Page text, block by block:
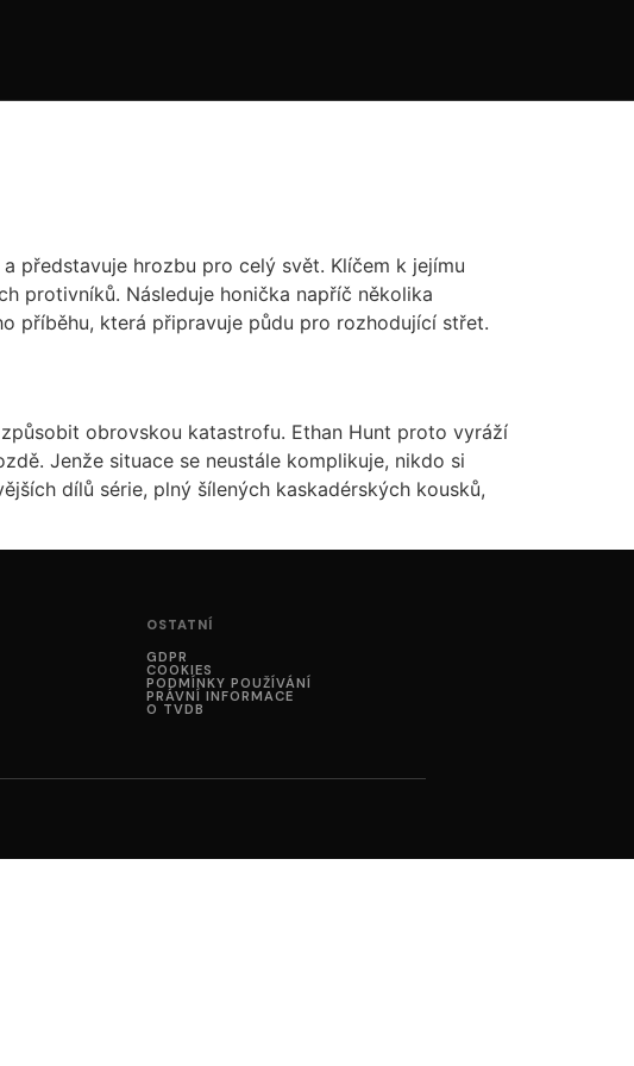
představuje hrozbu pro celý svět. Klíčem k jejímu
protivníků. Následuje honička napříč několika
příběhu, která připravuje půdu pro rozhodující střet.
obrovskou katastrofu. Ethan Hunt proto vyráží
Jenže situace se neustále komplikuje, nikdo si
dílů série, plný šílených kaskadérských kousků,
OSTATNÍ
GDPR
COOKIES
PODMÍNKY POUŽÍVÁNÍ
PRÁVNÍ INFORMACE
O TVDB